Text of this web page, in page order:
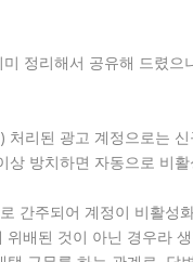
정리해서 공유해 드렸
처리된 광고 계정으로는
상 방치하면 자동으로 비
간주되어 계정이 비활성
위배된 것이 아닌 경우라